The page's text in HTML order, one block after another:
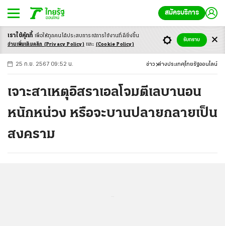
สมัครบริการ
-ก ก ก+
25 ก.ย. 2567 09:52 น. ข่าว ต่างประเทศ ไทยรัฐออนไลน์
เจาะสาเหตุอิสราเอลโจมตีเลบานอน
หนักหน่วง หรือจะบานปลายกลายเป็น
สงคราม
เราใช้คุ้กกี้ เพื่อให้ทุกคนได้ประสบการณ์การใช้งานที่ดียิ่งขึ้น
อ่านเพิ่มเติมคลิก (Privacy Policy) และ (Cookie Policy)
รับทราบ